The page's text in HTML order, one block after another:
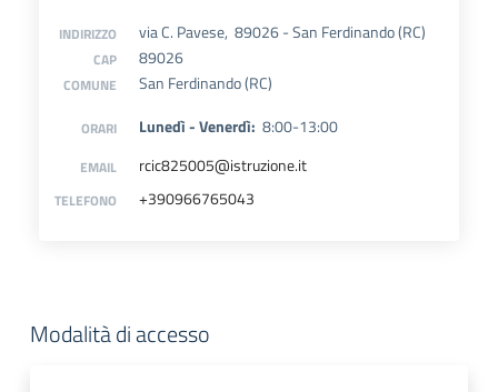
INDIRIZZO via C. Pavese, 89026 - San Ferdinando (RC)
CAP 89026
COMUNE San Ferdinando (RC)
ORARI Lunedì - Venerdì: 8:00-13:00
EMAIL rcic825005@istruzione.it
TELEFONO +390966765043
Modalità di accesso